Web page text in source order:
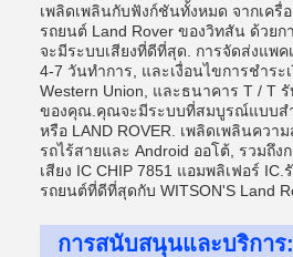
เพลิดเพลินกับฟังก์ชันทั้งหมด จากเครื่อ
รถยนต์ Land Rover ของวิทสัน ด้วย
จะมีระบบเสียงที่ดีที่สุด. การจัดส่งแพค
4-7 วันทําการ, และเงื่อนไขการชําระ
Western Union, และธนาคาร T / T
ของคุณ.คุณจะมีระบบที่สมบูรณ์แบบสํา
หรือ LAND ROVER. เพลิดเพลินควา
รถไร้สายและ Android ออโต้, รวมถึง
เสียง IC CHIP 7851 แอมพลิเฟอร์
รถยนต์ที่ดีที่สุดกับ WITSON'S Land
การสนับสนุนและบริการ: